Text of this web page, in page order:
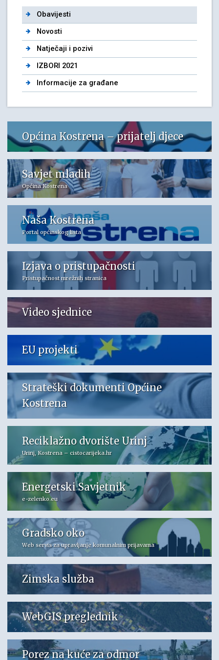
Obavijesti
Novosti
Natječaji i pozivi
IZBORI 2021
Informacije za građane
Općina Kostrena – prijatelj djece
Savjet mladih
Općina Kostrena
Naša Kostrena
Portal općinskog lista
Izjava o pristupačnosti
Pristupačnost mrežnih stranica
Video sjednice
EU projekti
Strateški dokumenti Općine
Kostrena
Reciklažno dvorište Urinj
Urinj, Kostrena – cistocarijeka.hr
Energetski Savjetnik
e-zelenko.eu
Gradsko oko
Web servis za upravljanje komunalnim prijavama
Zimska služba
WebGIS preglednik
Porez na kuće za odmor